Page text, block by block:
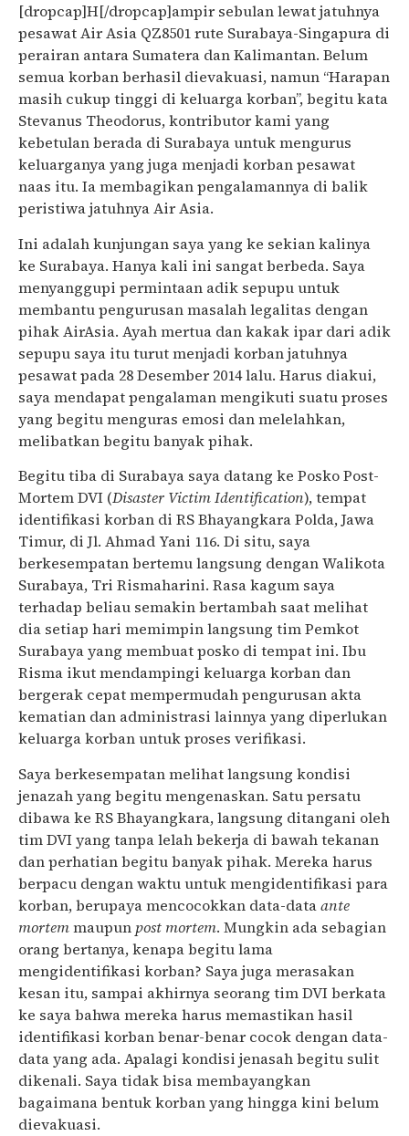
[dropcap]H[/dropcap]ampir sebulan lewat jatuhnya
pesawat Air Asia QZ8501 rute Surabaya-Singapura di
perairan antara Sumatera dan Kalimantan. Belum
semua korban berhasil dievakuasi, namun “Harapan
masih cukup tinggi di keluarga korban”, begitu kata
Stevanus Theodorus, kontributor kami yang
kebetulan berada di Surabaya untuk mengurus
keluarganya yang juga menjadi korban pesawat
naas itu. Ia membagikan pengalamannya di balik
peristiwa jatuhnya Air Asia.
Ini adalah kunjungan saya yang ke sekian kalinya
ke Surabaya. Hanya kali ini sangat berbeda. Saya
menyanggupi permintaan adik sepupu untuk
membantu pengurusan masalah legalitas dengan
pihak AirAsia. Ayah mertua dan kakak ipar dari adik
sepupu saya itu turut menjadi korban jatuhnya
pesawat pada 28 Desember 2014 lalu. Harus diakui,
saya mendapat pengalaman mengikuti suatu proses
yang begitu menguras emosi dan melelahkan,
melibatkan begitu banyak pihak.
Begitu tiba di Surabaya saya datang ke Posko Post-
Mortem DVI (Disaster Victim Identification), tempat
identifikasi korban di RS Bhayangkara Polda, Jawa
Timur, di Jl. Ahmad Yani 116. Di situ, saya
berkesempatan bertemu langsung dengan Walikota
Surabaya, Tri Rismaharini. Rasa kagum saya
terhadap beliau semakin bertambah saat melihat
dia setiap hari memimpin langsung tim Pemkot
Surabaya yang membuat posko di tempat ini. Ibu
Risma ikut mendampingi keluarga korban dan
bergerak cepat mempermudah pengurusan akta
kematian dan administrasi lainnya yang diperlukan
keluarga korban untuk proses verifikasi.
Saya berkesempatan melihat langsung kondisi
jenazah yang begitu mengenaskan. Satu persatu
dibawa ke RS Bhayangkara, langsung ditangani oleh
tim DVI yang tanpa lelah bekerja di bawah tekanan
dan perhatian begitu banyak pihak. Mereka harus
berpacu dengan waktu untuk mengidentifikasi para
korban, berupaya mencocokkan data-dataante
mortemmaupun post mortem. Mungkin ada sebagian
orang bertanya, kenapa begitu lama
mengidentifikasi korban? Saya juga merasakan
kesan itu, sampai akhirnya seorang tim DVI berkata
ke saya bahwa mereka harus memastikan hasil
identifikasi korban benar-benar cocok dengan data-
data yang ada. Apalagi kondisi jenasah begitu sulit
dikenali. Saya tidak bisa membayangkan
bagaimana bentuk korban yang hingga kini belum
dievakuasi.